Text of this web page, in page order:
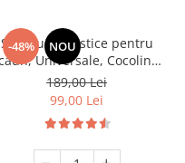
-48% NOU
Set, Huse Elastice pentru
Universale, Cocolino,
6 buc, Bej Inchis
189,00 Lei
99,00 Lei